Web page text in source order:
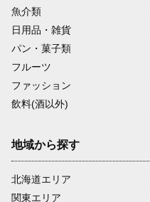
魚介類
日用品・雑貨
パン・菓子類
フルーツ
ファッション
飲料(酒以外)
地域から探す
北海道エリア
関東エリア